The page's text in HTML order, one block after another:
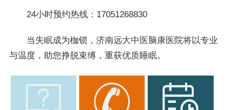
24小时预约热线：17051268830
当失眠成为枷锁，济南远大中医脑康医院将以专业
与温度，助您挣脱束缚，重获优质睡眠。